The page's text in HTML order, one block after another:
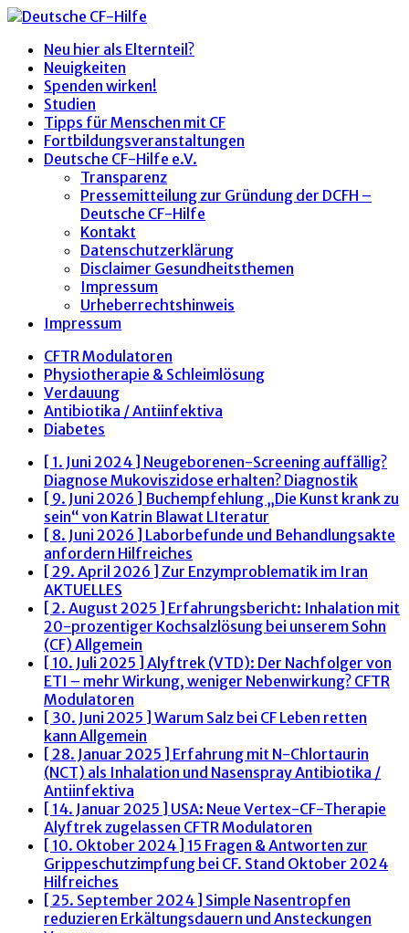
Neu hier als Elternteil?
Neuigkeiten
Spenden wirken!
Studien
Tipps für Menschen mit CF
Fortbildungsveranstaltungen
Deutsche CF-Hilfe e.V.
Transparenz
Pressemitteilung zur Gründung der DCFH –
Deutsche CF-Hilfe
Kontakt
Datenschutzerklärung
Disclaimer Gesundheitsthemen
Impressum
Urheberrechtshinweis
Impressum
CFTR Modulatoren
Physiotherapie & Schleimlösung
Verdauung
Antibiotika / Antiinfektiva
Diabetes
[ 1. Juni 2024 ] Neugeborenen-Screening auffällig?
Diagnose Mukoviszidose erhalten? Diagnostik
[ 9. Juni 2026 ] Buchempfehlung „Die Kunst krank zu
sein“ von Katrin Blawat LIteratur
[ 8. Juni 2026 ] Laborbefunde und Behandlungsakte
anfordern Hilfreiches
[ 29. April 2026 ] Zur Enzymproblematik im Iran
AKTUELLES
[ 2. August 2025 ] Erfahrungsbericht: Inhalation mit
20-prozentiger Kochsalzlösung bei unserem Sohn
(CF) Allgemein
[ 10. Juli 2025 ] Alyftrek (VTD): Der Nachfolger von
ETI – mehr Wirkung, weniger Nebenwirkung? CFTR
Modulatoren
[ 30. Juni 2025 ] Warum Salz bei CF Leben retten
kann Allgemein
[ 28. Januar 2025 ] Erfahrung mit N-Chlortaurin
(NCT) als Inhalation und NasensprayAntibiotika /
Antiinfektiva
[ 14. Januar 2025 ] USA: Neue Vertex-CF-Therapie
Alyftrek zugelassen CFTR Modulatoren
[ 10. Oktober 2024 ] 15 Fragen & Antworten zur
Grippeschutzimpfung bei CF. Stand Oktober 2024
Hilfreiches
[ 25. September 2024 ] Simple Nasentropfen
reduzieren Erkältungsdauern und Ansteckungen